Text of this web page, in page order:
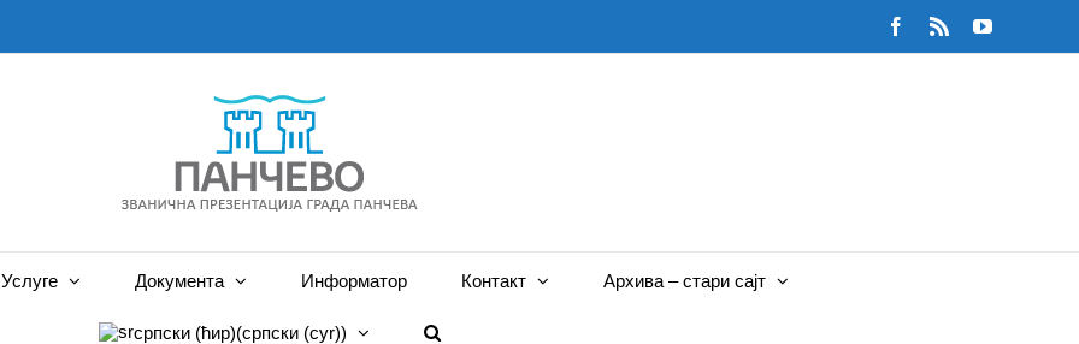
Facebook
Rss YouTube
Услуге Документа Информатор Контакт Архива – стари сајт
српски (ћир)(српски (cyr))